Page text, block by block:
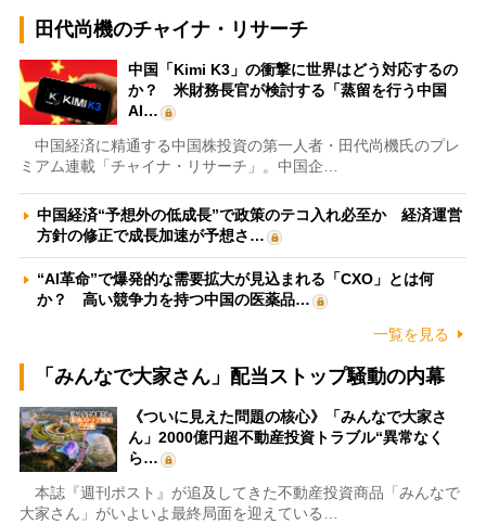
田代尚機のチャイナ・リサーチ
中国「Kimi K3」の衝撃に世界はどう対応するの
か？ 米財務長官が検討する「蒸留を行う中国
AI…
中国経済に精通する中国株投資の第一人者・田代尚機氏のプレ
ミアム連載「チャイナ・リサーチ」。中国企…
中国経済“予想外の低成長”で政策のテコ入れ必至か 経済運営
方針の修正で成長加速が予想さ…
“AI革命”で爆発的な需要拡大が見込まれる「CXO」とは何
か？ 高い競争力を持つ中国の医薬品…
一覧を見る
「みんなで大家さん」配当ストップ騒動の内幕
《ついに見えた問題の核心》「みんなで大家さ
ん」2000億円超不動産投資トラブル“異常なく
ら…
本誌『週刊ポスト』が追及してきた不動産投資商品「みんなで
大家さん」がいよいよ最終局面を迎えている…